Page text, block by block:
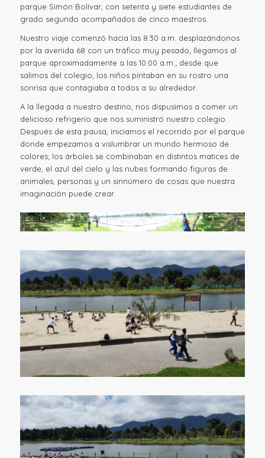
parque Simón Bolívar, con setenta y siete estudiantes de
grado segundo acompañados de cinco maestros.
Nuestro viaje comenzó hacia las 8:30 a.m. desplazándonos
por la avenida 68 con un tráfico muy pesado; llegamos al
parque aproximadamente a las 10:00 a.m.; desde que
salimos del colegio, los niños pintaban en su rostro una
sonrisa que contagiaba a todos a su alrededor.
A la llegada a nuestro destino, nos dispusimos a comer un
delicioso refrigerio que nos suministró nuestro colegio.
Después de esta pausa, iniciamos el recorrido por el parque
donde empezamos a vislumbrar un mundo hermoso de
colores; los árboles se combinaban en distintos matices de
verde, el azul del cielo y las nubes formando figuras de
animales, personas y un sinnúmero de cosas que nuestra
imaginación puede crear.